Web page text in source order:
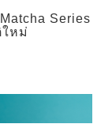
Series
หม่